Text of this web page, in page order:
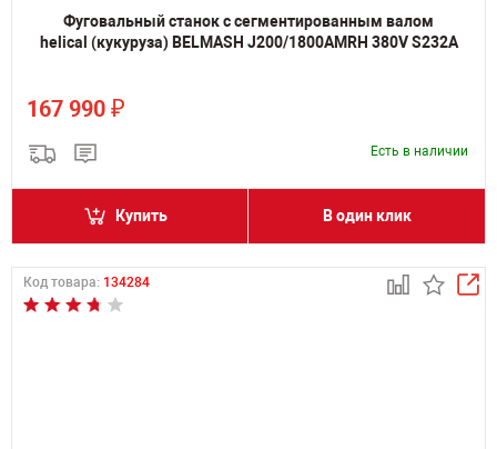
Фуговальный станок с сегментированным валом
helical (кукуруза) BELMASH J200/1800AMRH 380V S232A
167 990 ₽
Есть в наличии
Купить В один клик
Код товара: 134284